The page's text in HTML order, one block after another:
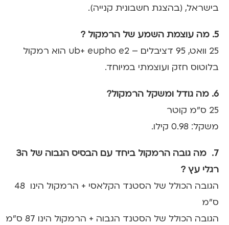
בישראל, (בהצגת חשבונית קנייה).
5. מה עוצמת השמע של הרמקול ?
25 וואט, 95 דציבלים – ub+ eupho e2 הוא רמקול
בלוטוס חזק ועוצמתי במיוחד.
6. מה גודל ומשקל הרמקול?
25 ס״מ קוטר
משקל: 0.98 קילו.
7. מה גובה הרמקול ביחד עם הבסיס הגבוה של ה3
רגלי עץ ?
הגובה הכולל של הסטנד הקלאסי + הרמקול הינו 48
ס”מ
הגובה הכולל של הסטנד הגבוה + הרמקול הינו 87 ס”מ